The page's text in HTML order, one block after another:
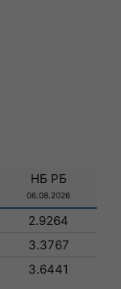
НБ РБ
06.08.2026
2.9264
3.3767
3.6441